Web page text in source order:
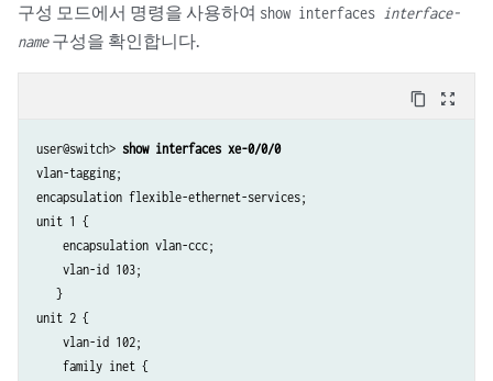
구성 모드에서 명령을 사용하여 show interfaces interface-
name구성을 확인합니다.
content_copy zoom_out_map
user@switch> show interfaces xe-0/0/0
vlan-tagging;
encapsulation flexible-ethernet-services;
unit 1 {
    encapsulation vlan-ccc;
    vlan-id 103;
   }
unit 2 {
    vlan-id 102;
    family inet {